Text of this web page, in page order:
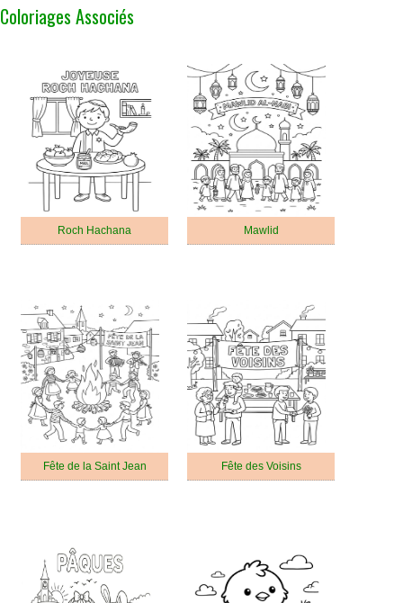
Coloriages Associés
Roch Hachana Mawlid
Fête de la Saint Jean Fête des Voisins